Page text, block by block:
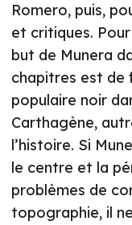
Romero, puis,
et critiques.
but de Munera
chapitres est de
populaire noir
Carthagène,
l’histoire. Si
le centre et la
problèmes de
topographie, il